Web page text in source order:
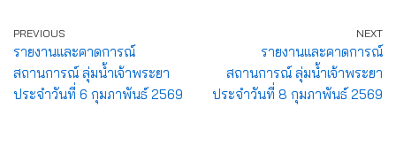
PREVIOUS
รายงานและคาดการณ์
สถานการณ์ ลุ่มน้ำเจ้าพระยา
ประจำวันที่ 6 กุมภาพันธ์ 2569
NEXT
รายงานและคาดการณ์
สถานการณ์ ลุ่มน้ำเจ้าพระยา
ประจำวันที่ 8 กุมภาพันธ์ 2569